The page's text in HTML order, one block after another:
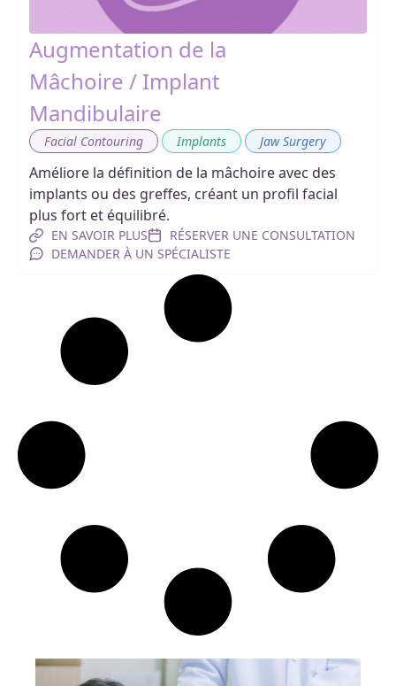
Augmentation de la
Mâchoire / Implant
Mandibulaire
Facial Contouring Implants Jaw Surgery
Améliore la définition de la mâchoire avec des
implants ou des greffes, créant un profil facial
plus fort et équilibré.
EN SAVOIR PLUS
RÉSERVER UNE CONSULTATION
DEMANDER À UN SPÉCIALISTE